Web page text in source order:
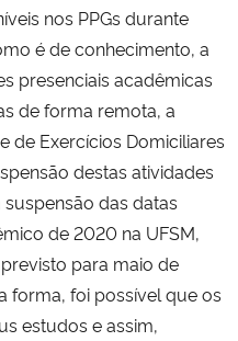
nos PPGs durante
é de conhecimento, a
presenciais acadêmicas
de forma remota, a
de Exercícios Domiciliares
destas atividades
das datas
de 2020 na UFSM,
para maio de
forma, foi possível que os
estudos e assim,